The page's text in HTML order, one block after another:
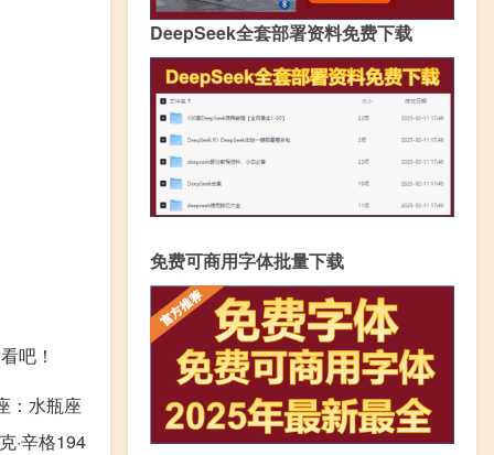
吧！
：水瓶座
·辛格194
DeepSeek全套部署资料免费下载
免费可商用字体批量下载